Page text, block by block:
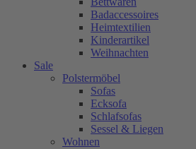
Badaccessoires
Heimtextilien
Kinderartikel
Weihnachten
Sale
Polstermöbel
Sofas
Ecksofa
Schlafsofas
Sessel & Liegen
Wohnen